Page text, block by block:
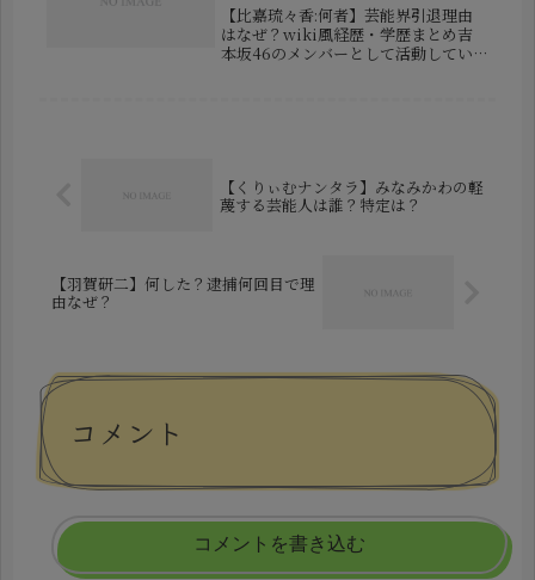
【比嘉琉々香:何者】芸能界引退理由
はなぜ？wiki風経歴・学歴まとめ吉
本坂46のメンバーとして活動してい
【くりぃむナンタラ】みなみかわの軽
蔑する芸能人は誰？特定は？
【羽賀研二】何した？逮捕何回目で理
由なぜ？
コメント
コメントを書き込む